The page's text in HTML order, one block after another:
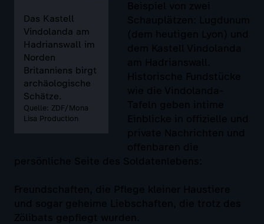
Das Kastell
Vindolanda am
Hadrianswall im
Norden
Britanniens birgt
archäologische
Schätze.
Quelle: ZDF/Mona
Lisa Production
Beispiel von zwei
Schauplätzen: Lugdunum
(dem heutigen Lyon) und
dem Kastell Vindolanda
am Hadrianswall.
Historische Fundstücke
wie die Vindolanda-
Tafeln geben intime
Einblicke in offizielle und
private Nachrichten und
offenbaren die
persönliche Seite des Soldatenlebens:
Freundschaften, die Pflege kleiner Haustiere
und sogar geheime Liebschaften, die trotz des
Zölibats gepflegt wurden.